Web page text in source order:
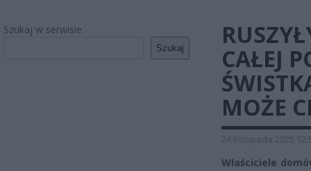
Szukaj w serwisie
Szukaj
CAŁEJ
MOŻE
24 listopada 2025
Właściciele